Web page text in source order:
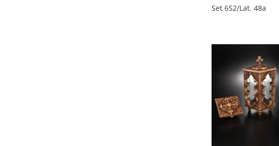
Set 652/Lat. 48a